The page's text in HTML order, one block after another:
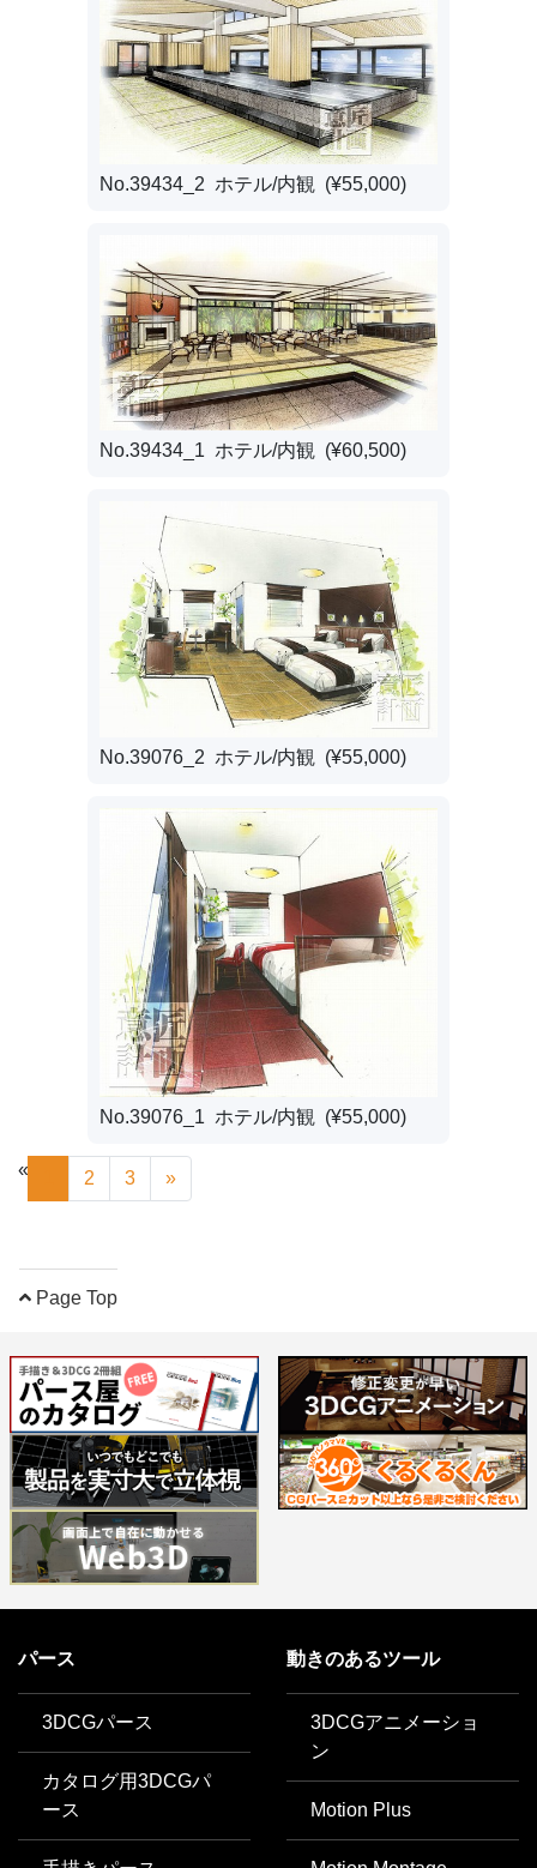
No.39434_2 ホテル/内観 (¥55,000)
No.39434_1 ホテル/内観 (¥60,500)
No.39076_2 ホテル/内観 (¥55,000)
No.39076_1 ホテル/内観 (¥55,000)
« 2 3 »
Page Top
パース
3DCGパース
カタログ用3DCGパ
ース
動きのあるツール
3DCGアニメーショ
ン
Motion Plus